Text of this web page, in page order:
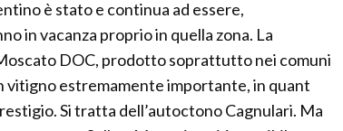
è stato e continua ad essere,
in vacanza proprio in quella zona. La
DOC, prodotto soprattutto nei comuni
vitigno estremamente importante, in quant
Si tratta dell’autoctono Cagnulari. Ma